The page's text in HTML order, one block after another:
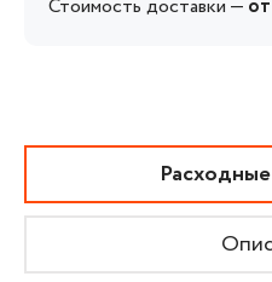
Стоимость доставки —